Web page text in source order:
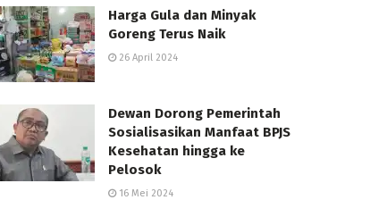
Harga Gula dan Minyak
Goreng Terus Naik
26 April 2024
Dewan Dorong Pemerintah
Sosialisasikan Manfaat BPJS
Kesehatan hingga ke
Pelosok
16 Mei 2024